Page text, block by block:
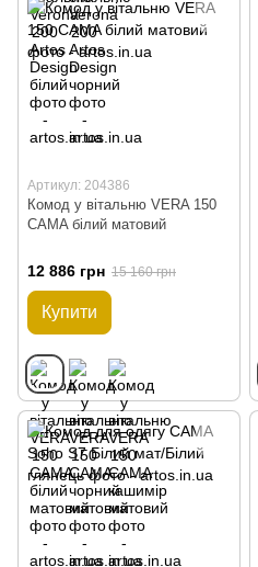
Артикул: 204386
Комод у вітальню VERA 150
CAMA білий матовий
12 886 грн 15 160 грн
Купити